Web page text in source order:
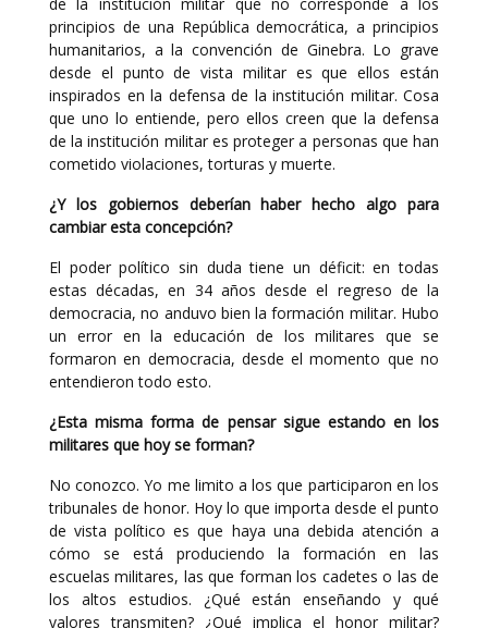
principios de una República democrática, a principios
humanitarios, a la convención de Ginebra. Lo grave
desde el punto de vista militar es que ellos están
inspirados en la defensa de la institución militar. Cosa
que uno lo entiende, pero ellos creen que la defensa
de la institución militar es proteger a personas que han
cometido violaciones, torturas y muerte.
¿Y los gobiernos deberían haber hecho algo para
cambiar esta concepción?
El poder político sin duda tiene un déficit: en todas
estas décadas, en 34 años desde el regreso de la
democracia, no anduvo bien la formación militar. Hubo
un error en la educación de los militares que se
formaron en democracia, desde el momento que no
entendieron todo esto.
¿Esta misma forma de pensar sigue estando en los
militares que hoy se forman?
No conozco. Yo me limito a los que participaron en los
tribunales de honor. Hoy lo que importa desde el punto
de vista político es que haya una debida atención a
cómo se está produciendo la formación en las
escuelas militares, las que forman los cadetes o las de
los altos estudios. ¿Qué están enseñando y qué
valores transmiten? ¿Qué implica el honor militar?